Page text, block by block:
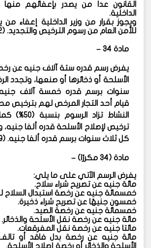
القانون عدا من يصدر بإعفائهم منها
الداخلية.
ويجوز بقرار من وزير الداخلية إعفاء
للأمن العام من رسوم الترخيص والتجديد. (٣٢)
مادة ٣٤ –
يفرض رسم قدره ستة آلاف جنيه عن
الأسلحة أو ذخائرها أو صنعها، وتجدد
سنوات برسم قدره خمسة آلاف
قيام أحد التجار المرخص لهم بترخيص
النشاط تزاد
ترخيص لإصلاح الأسلحة قدره ألفا
كل ثلاث سنوات برسم قدره ألفا جنيه. (٢٩) (٣٢)
مادة (٣٤ مكررًا) –
يفرض الرسم الآتي على ما يلي:
مائة جنيه عن تصريح شراء سلاح.
خمسمائة جنيه عن رخصة استبدال
خمسون جنيهًا عن تصريح شراء ذخيرة.
خمسمائة جنيه عن رخصة الصيد.
مائة جنيه عن رخصة نقل الأسلحة والذخائر.
مائتا جنيه عن رخصة نقل المفرقعات.
مائة جنيه عن رخصة بدل فاقد أو
الأسلحة والذخائر أو رخصة إصلاح الأسلحة.